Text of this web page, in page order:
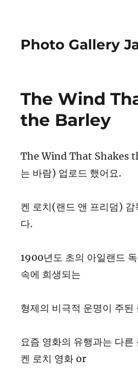
Photo Gallery
The Wind
the Barley
The Wind That Shakes
는 바람) 업로드 했어요.
켄 로치(랜드 앤 프리덤)
다.
1900년도 초의 아일랜드
속에 희생되는
형제의 비극적 운명이 주된
요즘 영화의 유행과는 다
켄 로치 영화 or